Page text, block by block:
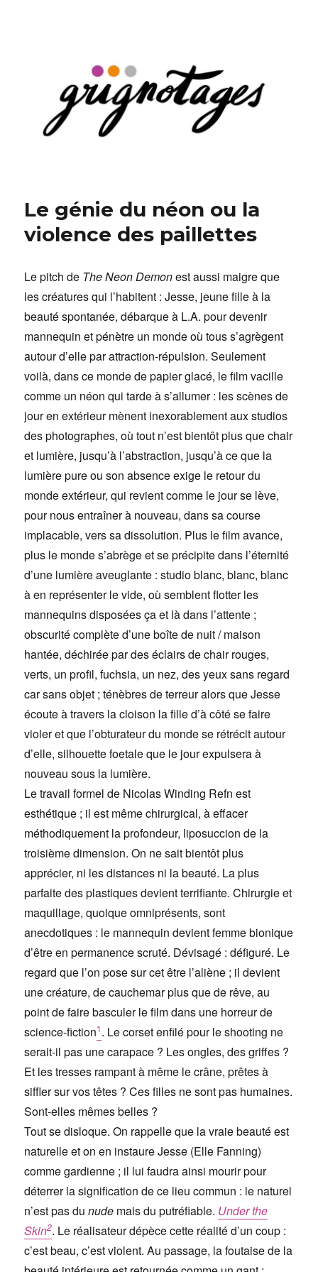
Le génie du néon ou la
violence des paillettes
Le pitch de The Neon Demonest aussi maigre que
les créatures qui l’habitent : Jesse, jeune fille à la
beauté spontanée, débarque à L.A. pour devenir
mannequin et pénètre un monde où tous s’agrègent
autour d’elle par attraction-répulsion. Seulement
voilà, dans ce monde de papier glacé, le film vacille
comme un néon qui tarde à s’allumer : les scènes de
jour en extérieur mènent inexorablement aux studios
des photographes, où tout n’est bientôt plus que chair
et lumière, jusqu’à l’abstraction, jusqu’à ce que la
lumière pure ou son absence exige le retour du
monde extérieur, qui revient comme le jour se lève,
pour nous entraîner à nouveau, dans sa course
implacable, vers sa dissolution. Plus le film avance,
plus le monde s’abrège et se précipite dans l’éternité
d’une lumière aveuglante : studio blanc, blanc, blanc
à en représenter le vide, où semblent flotter les
mannequins disposées ça et là dans l’attente ;
obscurité complète d’une boîte de nuit / maison
hantée, déchirée par des éclairs de chair rouges,
verts, un profil, fuchsia, un nez, des yeux sans regard
car sans objet ; ténèbres de terreur alors que Jesse
écoute à travers la cloison la fille d’à côté se faire
violer et que l’obturateur du monde se rétrécit autour
d’elle, silhouette foetale que le jour expulsera à
nouveau sous la lumière.
Le travail formel de Nicolas Winding Refn est
esthétique ; il est même chirurgical, à effacer
méthodiquement la profondeur, liposuccion de la
troisième dimension. On ne sait bientôt plus
apprécier, ni les distances ni la beauté. La plus
parfaite des plastiques devient terrifiante. Chirurgie et
maquillage, quoique omniprésents, sont
anecdotiques : le mannequin devient femme bionique
d’être en permanence scruté. Dévisagé : défiguré. Le
regard que l’on pose sur cet être l’aliène ; il devient
une créature, de cauchemar plus que de rêve, au
point de faire basculer le film dans une horreur de
science-fiction1. Le corset enfilé pour le shooting ne
serait-il pas une carapace ? Les ongles, des griffes ?
Et les tresses rampant à même le crâne, prêtes à
siffler sur vos têtes ? Ces filles ne sont pas humaines.
Sont-elles mêmes belles ?
Tout se disloque. On rappelle que la vraie beauté est
naturelle et on en instaure Jesse (Elle Fanning)
comme gardienne ; il lui faudra ainsi mourir pour
déterrer la signification de ce lieu commun : le naturel
n’est pas dunude mais duputréfiable. Under the
Skin2. Le réalisateur dépèce cette réalité d’un coup :
c’est beau, c’est violent. Au passage, la foutaise de la